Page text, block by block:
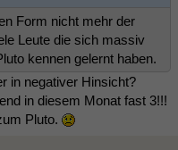
Form nicht mehr der
Leute die sich massiv
kennen gelernt haben.
in negativer Hinsicht?
in diesem Monat fast 3!!!
Pluto.